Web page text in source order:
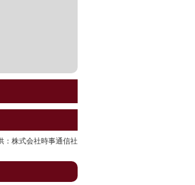
：株式会社時事通信社